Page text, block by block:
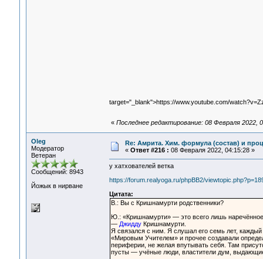
target="_blank">https://www.youtube.com/
« Последнее редактирование: 08 Февраля 2022,
Oleg
Модератор
Ветеран
Сообщений: 8943
Йожык в нирване
Re: Амрита. Хим. формула (состав) и
« Ответ #216 : 08 Февраля 2022, 04:15:28 »
у хатхователей ветка
https://forum.realyoga.ru/phpBB2/
Цитата:
В.: Вы с Кришнамурти родственники?
Ю.: «Кришнамурти» — это всего лишь
— ДжиддуКришнамурти.
Я связался с ним. Я слушал его семь лет, каждый
«Мировым Учителем» и прочее создавали
периферии, не желая впутывать себя. Там
пусты — учёные люди, властители дум,